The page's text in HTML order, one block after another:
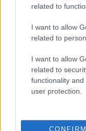
related to
I want to allow
related to
I want to allow
related to
functionality
user protection.
CONFIRM